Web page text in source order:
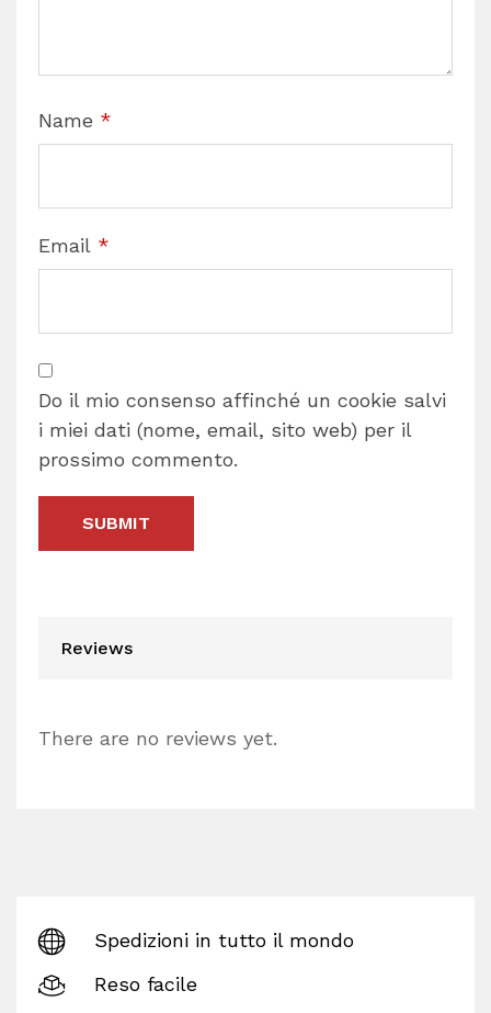
Name *
Email *
Do il mio consenso affinché un cookie salvi
i miei dati (nome, email, sito web) per il
prossimo commento.
Reviews
There are no reviews yet.
Spedizioni in tutto il mondo
Reso facile